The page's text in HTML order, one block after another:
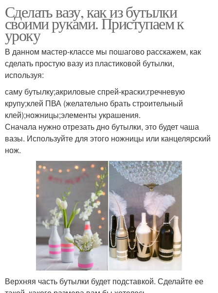
Ваза с цветами Вазы из папье-маше
Ваза из папье-маше Идеи для вазы
Ваза из папье Вазы в морском стиле
Круглая ваза Стеклянные вазы
Цветочные вазы Подвесная ваза
Сделать вазу, как из бутылки
своими руками. Приступаем к
уроку
В данном мастер-классе мы пошагово расскажем, как
сделать простую вазу из пластиковой бутылки,
используя:
саму бутылку;акриловые спрей-краски;гречневую
крупу;клей ПВА (желательно брать строительный
клей);ножницы;элементы украшения.
Сначала нужно отрезать дно бутылки, это будет чаша
вазы. Используйте для этого ножницы или канцелярский
нож.
Верхняя часть бутылки будет подставкой. Сделайте ее